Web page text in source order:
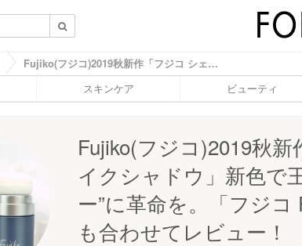
Fujiko(フジコ)2019秋新作「フジコ シェイクシャドウ」新色で王道“ど真ん中カラー”に革命を。「フジコ FPPパウダー」も合わせてレビュー！ - ふぉーちゅん(FORTUNE)
スキンケア ビューティ
Fujiko(フジコ)2019秋新
イクシャドウ」新色で
ー”に革命を。「フジコ
も合わせてレビュー！